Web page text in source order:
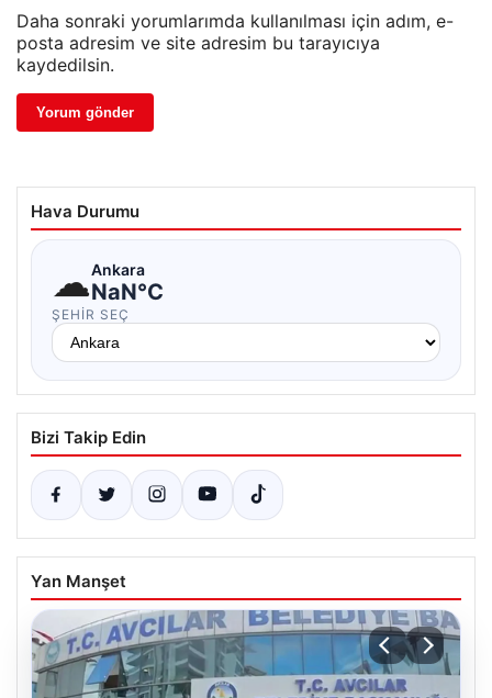
Daha sonraki yorumlarımda kullanılması için adım, e-
posta adresim ve site adresim bu tarayıcıya
kaydedilsin.
Hava Durumu
☁Ankara
NaN°C
ŞEHIR SEÇ
Bizi Takip Edin
Yan Manşet